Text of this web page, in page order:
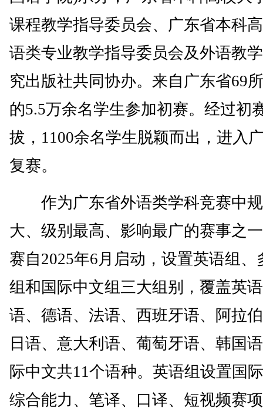
课程教学指导委员会、广东省本科
语类专业教学指导委员会及外语教
究出版社共同协办。来自广东省69
的5.5万余名学生参加初赛。经过初
拔，1100余名学生脱颖而出，进入
复赛。
作为广东省外语类学科竞赛中
大、级别最高、影响最广的赛事之
赛自2025年6月启动，设置英语组、
组和国际中文组三大组别，覆盖英
语、德语、法语、西班牙语、阿拉
日语、意大利语、葡萄牙语、韩国
际中文共11个语种。英语组设置国
综合能力、笔译、口译、短视频赛